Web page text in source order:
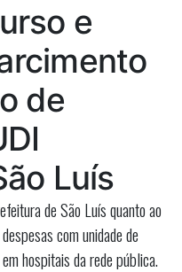
Brasil
na
e
de
Luís
de São Luís quanto ao
com unidade de
hospitais da rede pública.